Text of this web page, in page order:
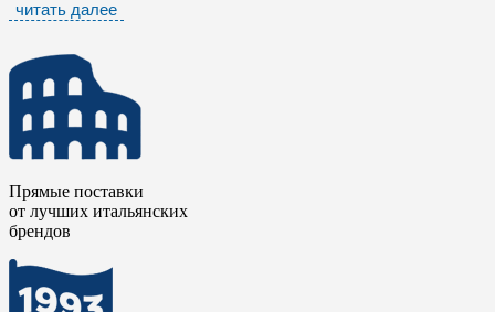
материала, придавая помещению вневременной стиль, не
Естественные нюансы и очень большие размеры полностью
демонстрируют эстетическое богатство травертина, сводя к
минимуму наличие швов и создавая визуально уникальный
результат. Керамогранит высокого качества
/ GRANDE IN FALDA
охватывать большие пространства без лишних стыков, что
особенно ценно как для просторных гостиных, так и для
представительских холлов. Три предлагаемых оттенка
раскрывают разные грани: от теплых золотистых до
благородных серых, каждый из которых несет отпечаток
древней роскоши.
читать далее
Прямые поставки
от лучших итальянских
брендов